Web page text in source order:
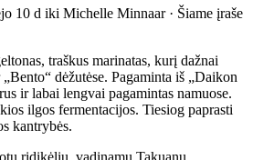
10 d iki Michelle Minnaar· Šiame įraše
traškus marinatas, kurį dažnai
dėžutėse. Pagaminta iš „Daikon
ir labai lengvai pagamintas namuose.
ilgos fermentacijos. Tiesiog paprasti
kantrybės.